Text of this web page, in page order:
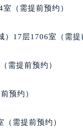
1603室（需提前预约
层09室（需提前预约
12楼03室（需提前
需提前预约）
进大厦)18层09室（
（需提前预约）
17层1706室（需提
需提前预约）
预约）
需提前预约）